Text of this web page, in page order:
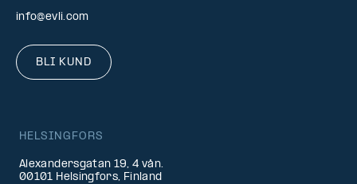
info@evli.com
BLI KUND
HELSINGFORS
Alexandersgatan 19, 4 vån.
00101 Helsingfors, Finland